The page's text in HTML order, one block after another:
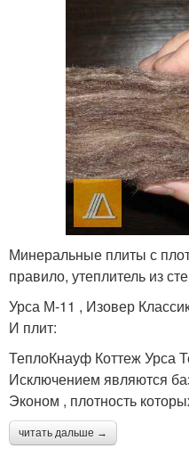
Минеральные плиты с
правило, утеплитель из
Урса М-11 , Изовер
И плит:
ТеплоКнауф Коттеж Урса
Исключением являются
Эконом , плотность
читать дальше →